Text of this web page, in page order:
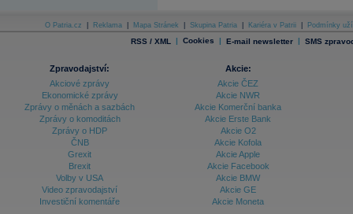
O Patria.cz Reklama Mapa Stránek Skupina Patria Kariéra v Patrii Podmínky
RSS / XML | Cookies | E-mail newsletter | SMS
Zpravodajství:
Akciové zprávy
Ekonomické zprávy
Zprávy o měnách a sazbách
Zprávy o komoditách
Zprávy o HDP
ČNB
Grexit
Brexit
Volby v USA
Video zpravodajství
Investiční komentáře
Akcie:
Akcie ČEZ
Akcie NWR
Akcie Komerční banka
Akcie Erste Bank
Akcie O2
Akcie Kofola
Akcie Apple
Akcie Facebook
Akcie BMW
Akcie GE
Akcie Moneta